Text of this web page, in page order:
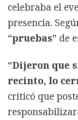
celebraba el
presencia.
“pruebas” de
“Dijeron que
recinto, lo
criticó que